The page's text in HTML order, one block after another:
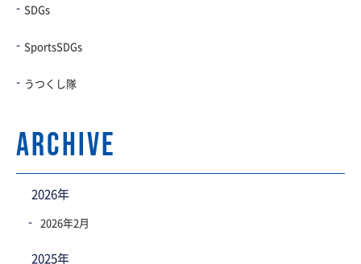
SDGs
SportsSDGs
うつくし隊
archive
2026年
2026年2月
2025年